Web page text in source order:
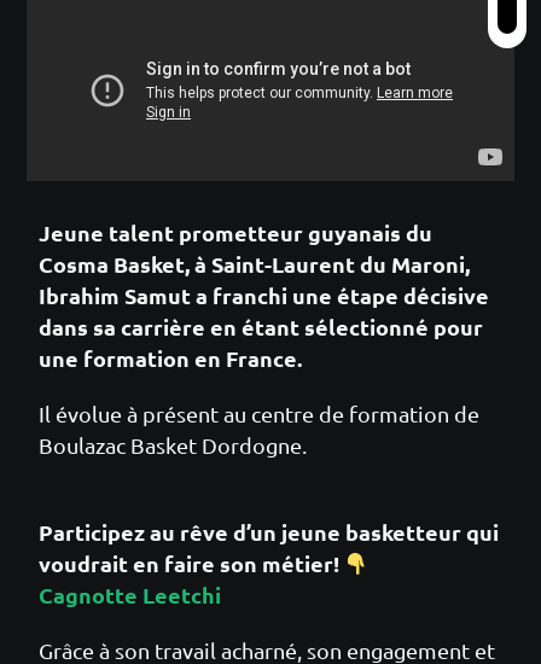
Jeune talent prometteur guyanais du
Cosma Basket, à Saint-Laurent du Maroni,
Ibrahim Samut a franchi une étape décisive
dans sa carrière en étant sélectionné pour
une formation en France.
Il évolue à présent au centre de formation de
Boulazac Basket Dordogne.
Participez au rêve d’un jeune basketteur qui
voudrait en faire son métier!
Cagnotte Leetchi
Grâce à son travail acharné, son engagement et